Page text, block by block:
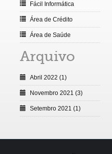
Fácil Informática
Área de Crédito
Área de Saúde
Arquivo
Abril 2022 (1)
Novembro 2021 (3)
Setembro 2021 (1)